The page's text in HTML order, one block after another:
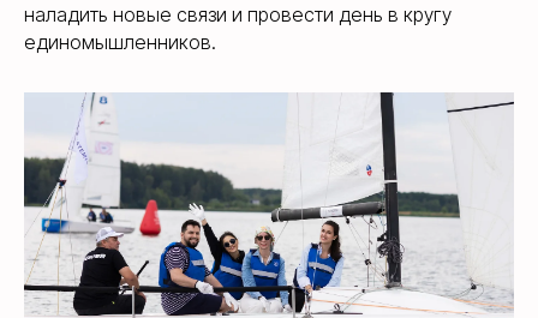
наладить новые связи и провести день в кругу
единомышленников.